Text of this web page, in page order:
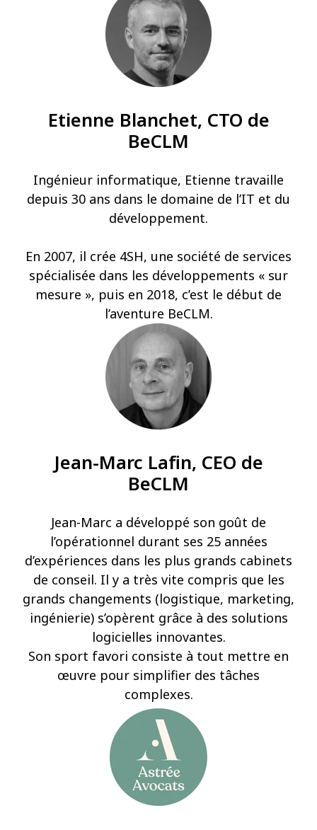
Etienne Blanchet, CTO de
BeCLM
Ingénieur informatique, Etienne travaille
depuis 30 ans dans le domaine de l’IT et du
développement.
En 2007, il crée 4SH, une société de services
spécialisée dans les développements « sur
mesure », puis en 2018, c’est le début de
l’aventure BeCLM.
Jean-Marc Lafin, CEO de
BeCLM
Jean-Marc a développé son goût de
l’opérationnel durant ses 25 années
d’expériences dans les plus grands cabinets
de conseil. Il y a très vite compris que les
grands changements (logistique, marketing,
ingénierie) s’opèrent grâce à des solutions
logicielles innovantes.
Son sport favori consiste à tout mettre en
œuvre pour simplifier des tâches
complexes.